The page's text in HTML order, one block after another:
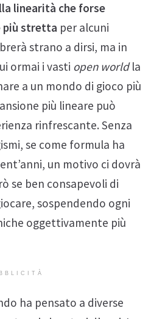
linearità che forse
più stretta per alcuni
strano a dirsi, ma in
ormai i vasti open worldla
a un mondo di gioco più
più lineare può
rinfrescante. Senza
se come formula ha
un motivo ci dovrà
se ben consapevoli di
sospendendo ogni
oggettivamente più
ha pensato a diverse